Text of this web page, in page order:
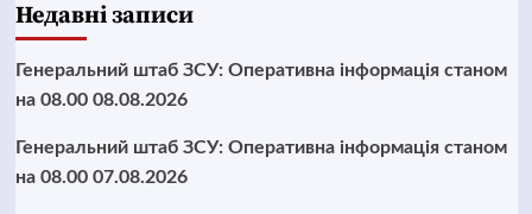
Недавні записи
Генеральний штаб ЗСУ: Оперативна інформація станом
на 08.00 08.08.2026
Генеральний штаб ЗСУ: Оперативна інформація станом
на 08.00 07.08.2026